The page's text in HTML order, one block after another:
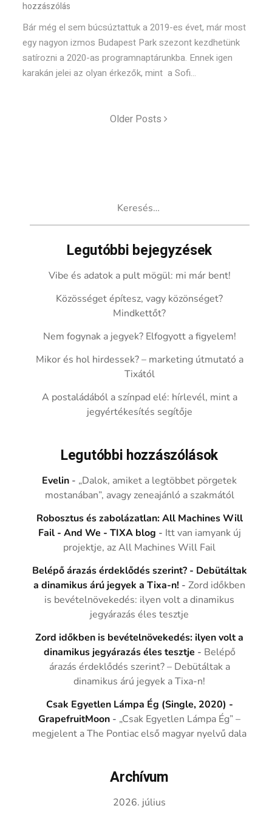
hozzászólás
Bár még el sem búcsúztattuk a 2019-es évet, már most
egy nagyon izmos Budapest Park szezont kezdhetünk
satírozni a 2020-as programnaptárunkba. Ennek igen
karakán jelei az olyan érkezők, mint a Sofi...
Older Posts
Legutóbbi bejegyzések
Vibe és adatok a pult mögül: mi már bent!
Közösséget építesz, vagy közönséget?
Mindkettőt?
Nem fogynak a jegyek? Elfogyott a figyelem!
Mikor és hol hirdessek? – marketing útmutató a
Tixától
A postaládából a színpad elé: hírlevél, mint a
jegyértékesítés segítője
Legutóbbi hozzászólások
Evelin - „Dalok, amiket a legtöbbet pörgetek
mostanában”, avagy zeneajánló a szakmától
Robosztus és zabolázatlan: All Machines Will
Fail - And We - TIXA blog - Itt van iamyank új
projektje, az All Machines Will Fail
Belépő árazás érdeklődés szerint? - Debütáltak
a dinamikus árú jegyek a Tixa-n! -Zord időkben
is bevételnövekedés: ilyen volt a dinamikus
jegyárazás éles tesztje
Zord időkben is bevételnövekedés: ilyen volt a
dinamikus jegyárazás éles tesztje - Belépő
árazás érdeklődés szerint? – Debütáltak a
dinamikus árú jegyek a Tixa-n!
Csak Egyetlen Lámpa Ég (Single, 2020) -
GrapefruitMoon - „Csak Egyetlen Lámpa Ég” –
megjelent a The Pontiac első magyar nyelvű dala
Archívum
2026. július